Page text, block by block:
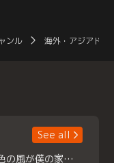
ンル 海外・アジアドラ
See all
浮所飛貴主演！ 【夏色の風が僕の家にやってきた】 本日よりテラサで独占配信スタート！